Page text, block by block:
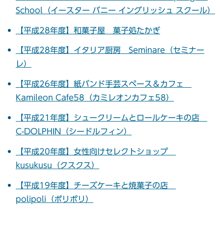
School（イースター バニー イングリッシュ スクール）
【平成28年度】和菓子屋 菓子処たかぎ
【平成28年度】イタリア厨房 Seminare（セミナー
レ）
【平成26年度】紙バンド手芸スペース＆カフェ
Kamileon Cafe58（カミレオンカフェ58）
【平成21年度】シュークリームとロールケーキの店
C-DOLPHIN（シードルフィン）
【平成20年度】女性向けセレクトショップ
kusukusu（クスクス）
【平成19年度】チーズケーキと焼菓子の店
polipoli（ポリポリ）